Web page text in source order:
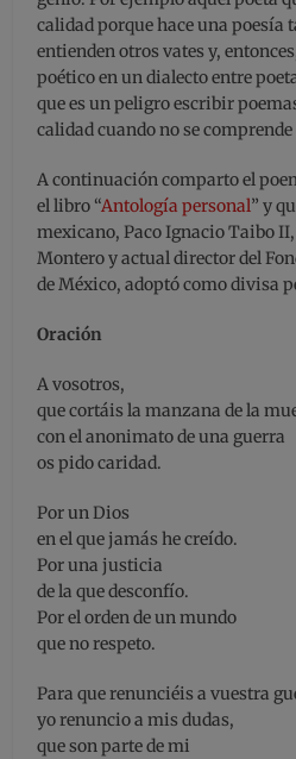
calidad porque hace una poesía
entienden otros vates y,
poético en un dialecto entre
que es un peligro escribir
calidad cuando no se
A continuación comparto el
el libro “Antología personal” y
mexicano, Paco Ignacio Taibo
Montero y actual director del
de México, adoptó como divisa
Oración
A vosotros,
que cortáis la manzana de la
con el anonimato de una guerra
os pido caridad.
Por un Dios
en el que jamás he creído.
Por una justicia
de la que desconfío.
Por el orden de un mundo
que no respeto.
Para que renunciéis a vuestra
yo renuncio a mis dudas,
que son parte de mi